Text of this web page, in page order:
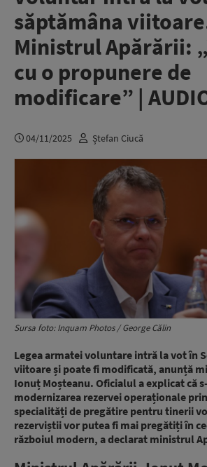
săptămâna
Ministrul Apărării:
cu o propunere de
modificare” |
04/11/2025 Ștefan Ciucă
Sursa foto: Inquam Photos / George Călin
Legea armatei voluntare intră la vot în
viitoare și poate fi modificată, anunță
Ionuț Moșteanu. Oficialul a explicat că
modernizarea rezervei operaționale
specialități de pregătire pentru tinerii
rezerviștii vor putea fi mai pregătiți în
războiul modern, a declarat ministrul